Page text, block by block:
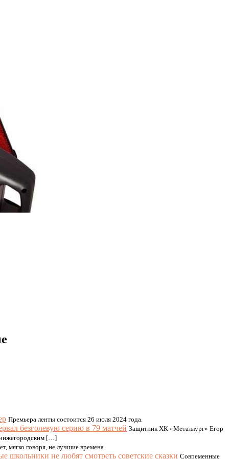
Премьера ленты состоится 26 июля 2024 года.
безголевую серию в 79 матчей Защитник ХК «Металлург» Егор
нижегородским […]
мягко говоря, не лучшие времена.
школьники не любят смотреть советские сказки Современные